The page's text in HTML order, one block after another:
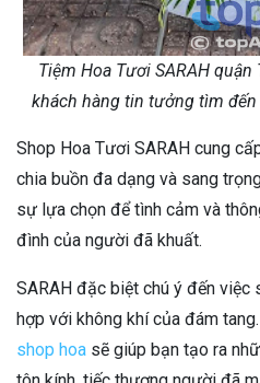
Tiệm Hoa Tươi SARAH
khách hàng tin tưởng tìm
Shop Hoa Tươi SARAH cung
chia buồn đa dạng và sang
sự lựa chọn để tình cảm và
đình của người đã khuất.
SARAH đặc biệt chú ý đến việc
hợp với không khí của đám
shop hoa sẽ giúp bạn tạo ra